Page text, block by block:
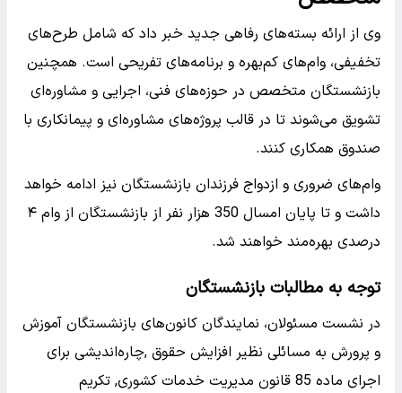
وی از ارائه بسته‌های رفاهی جدید خبر داد که شامل طرح‌های
تخفیفی، وام‌های کم‌بهره و برنامه‌های تفریحی است. همچنین
بازنشستگان متخصص در حوزه‌های فنی، اجرایی و مشاوره‌ای
تشویق می‌شوند تا در قالب پروژه‌های مشاوره‌ای و پیمانکاری با
صندوق همکاری کنند.
وام‌های ضروری و ازدواج فرزندان بازنشستگان نیز ادامه خواهد
داشت و تا پایان امسال 350 هزار نفر از بازنشستگان از وام ۴
درصدی بهره‌مند خواهند شد.
توجه به مطالبات بازنشستگان
در نشست مسئولان، نمایندگان کانون‌های بازنشستگان آموزش
و پرورش به مسائلی نظیر افزایش حقوق ,چاره‌اندیشی برای
اجرای ماده 85 قانون مدیریت خدمات کشوری, تکریم